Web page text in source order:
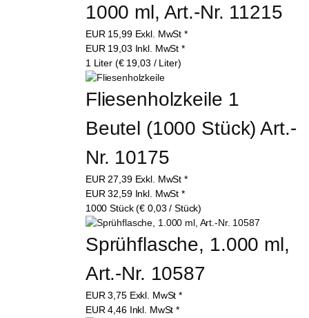
1000 ml, Art.-Nr. 11215
EUR 15,99 Exkl. MwSt *
EUR 19,03 Inkl. MwSt *
1 Liter (€ 19,03 / Liter)
Fliesenholzkeile 1
Beutel (1000 Stück) Art.-
Nr. 10175
EUR 27,39 Exkl. MwSt *
EUR32,59 Inkl. MwSt *
1000 Stück (€ 0,03 / Stück)
Sprühflasche, 1.000 ml,
Art.-Nr. 10587
EUR3,75 Exkl. MwSt *
EUR4,46 Inkl. MwSt *